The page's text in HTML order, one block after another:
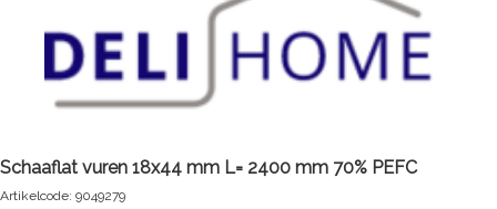
Schaaflat vuren 18x44 mm L= 2400 mm 70% PEFC
Artikelcode: 9049279